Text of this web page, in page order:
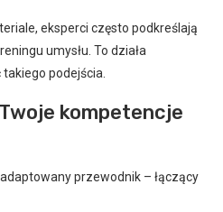
eksperci często podkreślają
umysłu. To działa
podejścia.
kompetencje
przewodnik – łączący